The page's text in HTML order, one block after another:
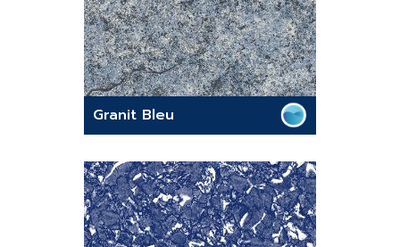
Granit Bleu